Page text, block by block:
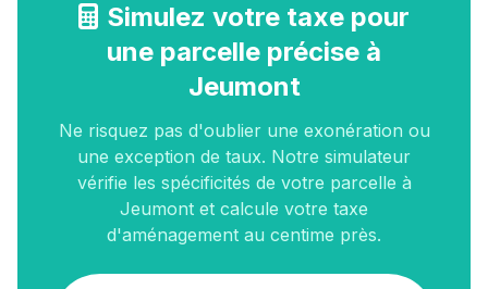
Simulez votre taxe pour
une parcelle précise à
Jeumont
Ne risquez pas d'oublier une exonération ou
une exception de taux. Notre simulateur
vérifie les spécificités de votre parcelle à
Jeumont et calcule votre taxe
d'aménagement au centime près.